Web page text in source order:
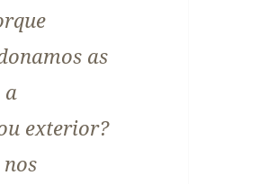
as
a
exterior?